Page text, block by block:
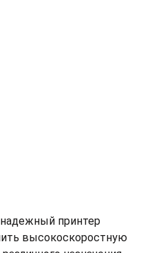
принтер
высокоскоростную